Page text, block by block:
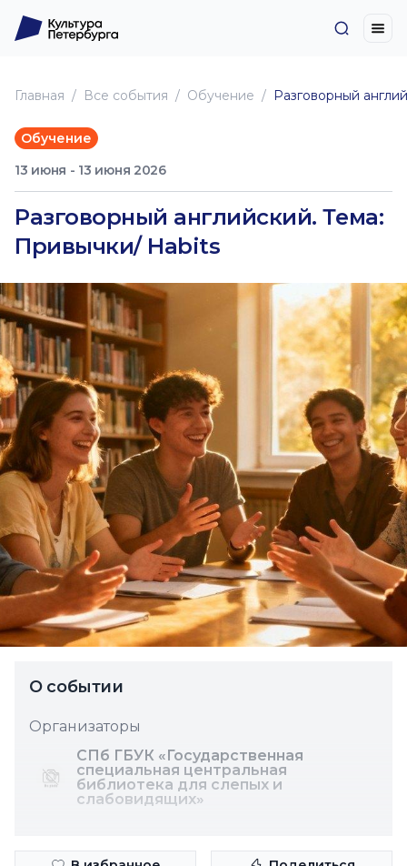
Главная Все события Обучение Разговорный
Обучение
13 июня - 13 июня 2026
Разговорный английский. Тема:
Привычки/ Habits
О событии
Организаторы
СПб ГБУК «Государственная
специальная центральная
библиотека для слепых и
слабовидящих»